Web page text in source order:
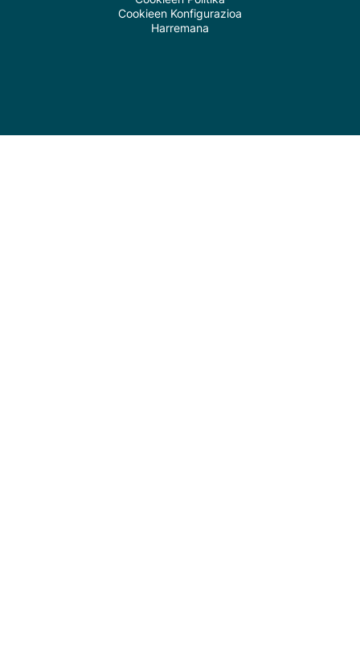
Cookieen Konfigurazioa
Harremana